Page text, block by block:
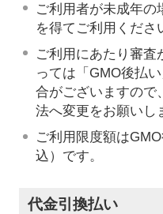
ご利用者が未成年
を得てご利用くださ
ご利用にあたり審査
っては「GMO後払
合がございますので
法へ変更をお願いし
ご利用限度額は
込）です。
代金引換払い